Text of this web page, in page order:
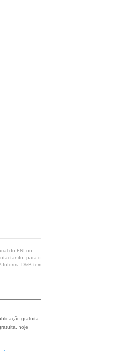
do ENI ou
para o
Informa D&B tem
gratuita
hoje